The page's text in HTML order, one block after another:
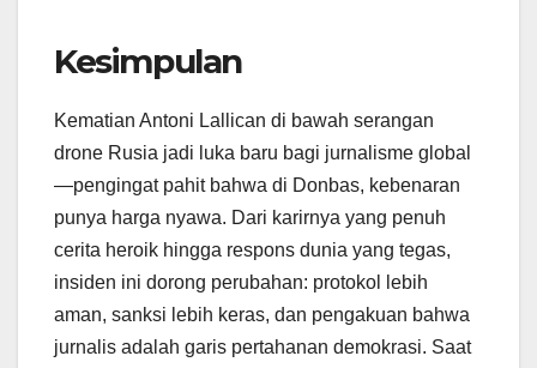
Kesimpulan
Kematian Antoni Lallican di bawah serangan
drone Rusia jadi luka baru bagi jurnalisme global
—pengingat pahit bahwa di Donbas, kebenaran
punya harga nyawa. Dari karirnya yang penuh
cerita heroik hingga respons dunia yang tegas,
insiden ini dorong perubahan: protokol lebih
aman, sanksi lebih keras, dan pengakuan bahwa
jurnalis adalah garis pertahanan demokrasi. Saat